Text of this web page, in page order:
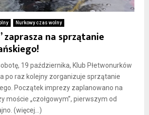
Nurkowy czas wolny
zaprasza na sprzątanie
19 października, Klub Płetwonurków
po raz kolejny zorganizuje sprzątanie
Początek imprezy zaplanowano na
moście „czołgowym”, pierwszym od
(więcej…)